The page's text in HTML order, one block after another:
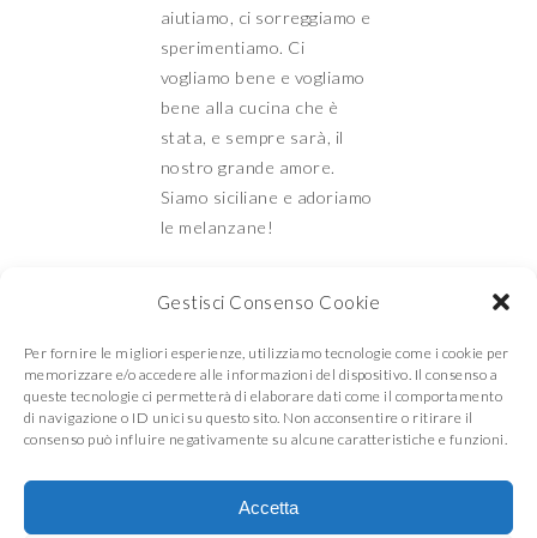
Gestisci Consenso Cookie
Per fornire le migliori esperienze, utilizziamo tecnologie come i cookie per
memorizzare e/o accedere alle informazioni del dispositivo. Il consenso a
queste tecnologie ci permetterà di elaborare dati come il comportamento
di navigazione o ID unici su questo sito. Non acconsentire o ritirare il
consenso può influire negativamente su alcune caratteristiche e funzioni.
Accetta
aiutiamo, ci sorreggiamo e
sperimentiamo. Ci
vogliamo bene e vogliamo
bene alla cucina che è
stata, e sempre sarà, il
nostro grande amore.
Siamo siciliane e adoriamo
le melanzane!
Mamma e Figlia in
cucina